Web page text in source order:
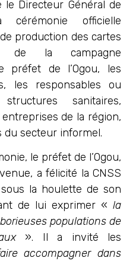
le Directeur Général de
officielle
production des cartes
de la campagne
préfet de l’Ogou, les
les responsables ou
sanitaires,
de la région,
du secteur informel.
le préfet de l’Ogou,
a félicité la CNSS
la houlette de son
de lui exprimer « la
populations de
». Il a invité les
accompagner dans